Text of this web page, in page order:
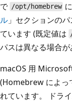
で /opt/homebrew
ル 」セクションの
ています (既定値は
パスは異なる場合が
macOS 用
(Homebrew によっ
れています。 ドラ